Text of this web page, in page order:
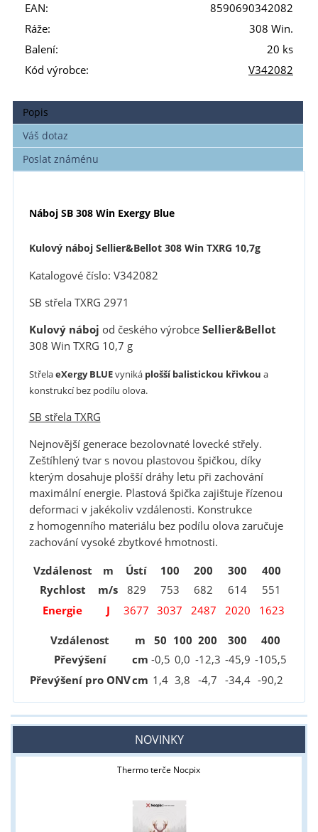
EAN:
8590690342082
Ráže:
308 Win.
Balení:
20 ks
Kód výrobce:
V342082
Popis
Váš dotaz
Poslat známénu
Náboj SB 308 Win Exergy Blue
Kulový náboj Sellier&Bellot 308 Win TXRG 10,7g
Katalogové číslo: V342082
SB střela TXRG 2971
Kulový náboj od českého výrobceSellier&Bellot
308 Win TXRG 10,7 g
StřelaeXergy BLUEvyniká plošší balistickou křivkou a
konstrukcí bez podílu olova.
SB střela TXRG
Nejnovější generace bezolovnaté lovecké střely.
Zeštíhlený tvar s novou plastovou špičkou, díky
kterým dosahuje plošší dráhy letu při zachování
maximální energie. Plastová špička zajištuje řízenou
deformaci v jakékoliv vzdálenosti. Konstrukce
z homogenního materiálu bez podílu olova zaručuje
zachování vysoké zbytkové hmotnosti.
Vzdálenost
m Ústí 100 200 300
400
Rychlost
m/s 829 753 682 614
551
Energie
J 3677 3037 2487 2020 1623
Vzdálenost m 50 100 200 300
400
Převýšení
cm -0,5 0,0 -12,3 -45,9 -105,5
Převýšení pro ONVcm 1,4 3,8 -4,7 -34,4 -90,2
NOVINKY
Thermo terče Nocpix